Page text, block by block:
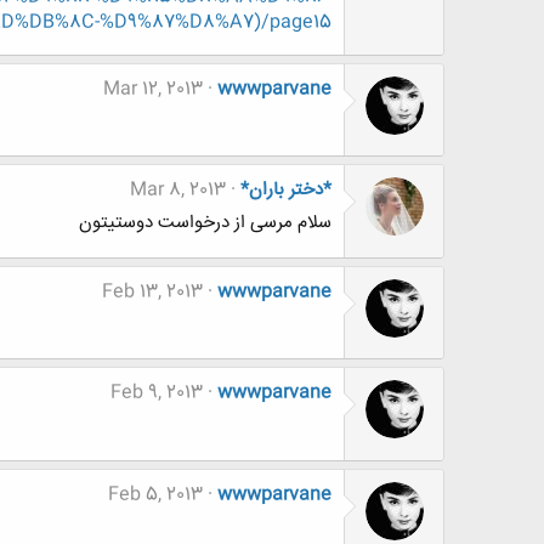
%D9%87%D8%A7)/page15
wwwparvane
Mar 12, 2013
*دختر باران* Mar 8, 2013
سلام مرسی از درخواست دوستیتون
wwwparvane
Feb 13, 2013
wwwparvane
Feb 9, 2013
wwwparvane
Feb 5, 2013